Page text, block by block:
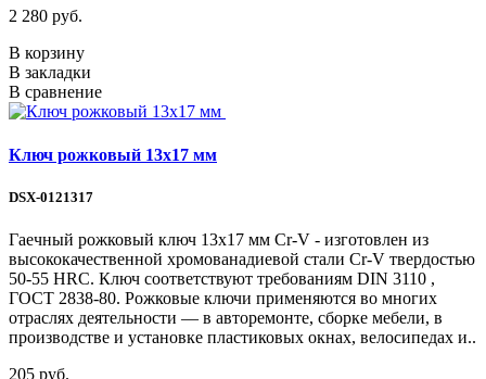
2 280 руб.
В корзину
В закладки
В сравнение
Ключ рожковый 13х17 мм
DSX-0121317
Гаечный рожковый ключ 13х17 мм Cr-V - изготовлен из
высококачественной хромованадиевой стали Cr-V твердостью
50-55 HRС. Ключ соответствуют требованиям DIN 3110 ,
ГОСТ 2838-80. Рожковые ключи применяются во многих
отраслях деятельности — в авторемонте, сборке мебели, в
производстве и установке пластиковых окнах, велосипедах и..
205 руб.